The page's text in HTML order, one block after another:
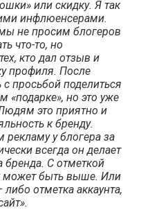
или скидку. Я так
инфлюенсерами.
не просим блогеров
что-то, но
кто дал отзыв и
профиля. После
просьбой поделиться
но это уже
это приятно и
к бренду.
рекламу у блогера за
всегда он делает
бренда. С отметкой
может быть выше. Или
либо отметка аккаунта,